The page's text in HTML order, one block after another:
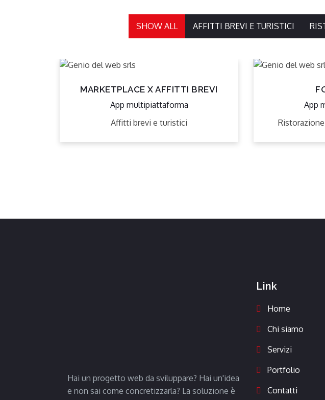
SHOW ALL AFFITTI BREVI E TURISTICI
MARKETPLACE X AFFITTI BREVI
App multipiattaforma
Affitti brevi e turistici
App
Hai un progetto web da sviluppare? Hai un'idea
e non sai come concretizzarla? La soluzione è
Link
Home
Chi siamo
Servizi
Portfolio
Contatti